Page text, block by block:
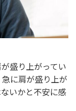
盛り上がってい
に肩が盛り上が
いかと不安に感